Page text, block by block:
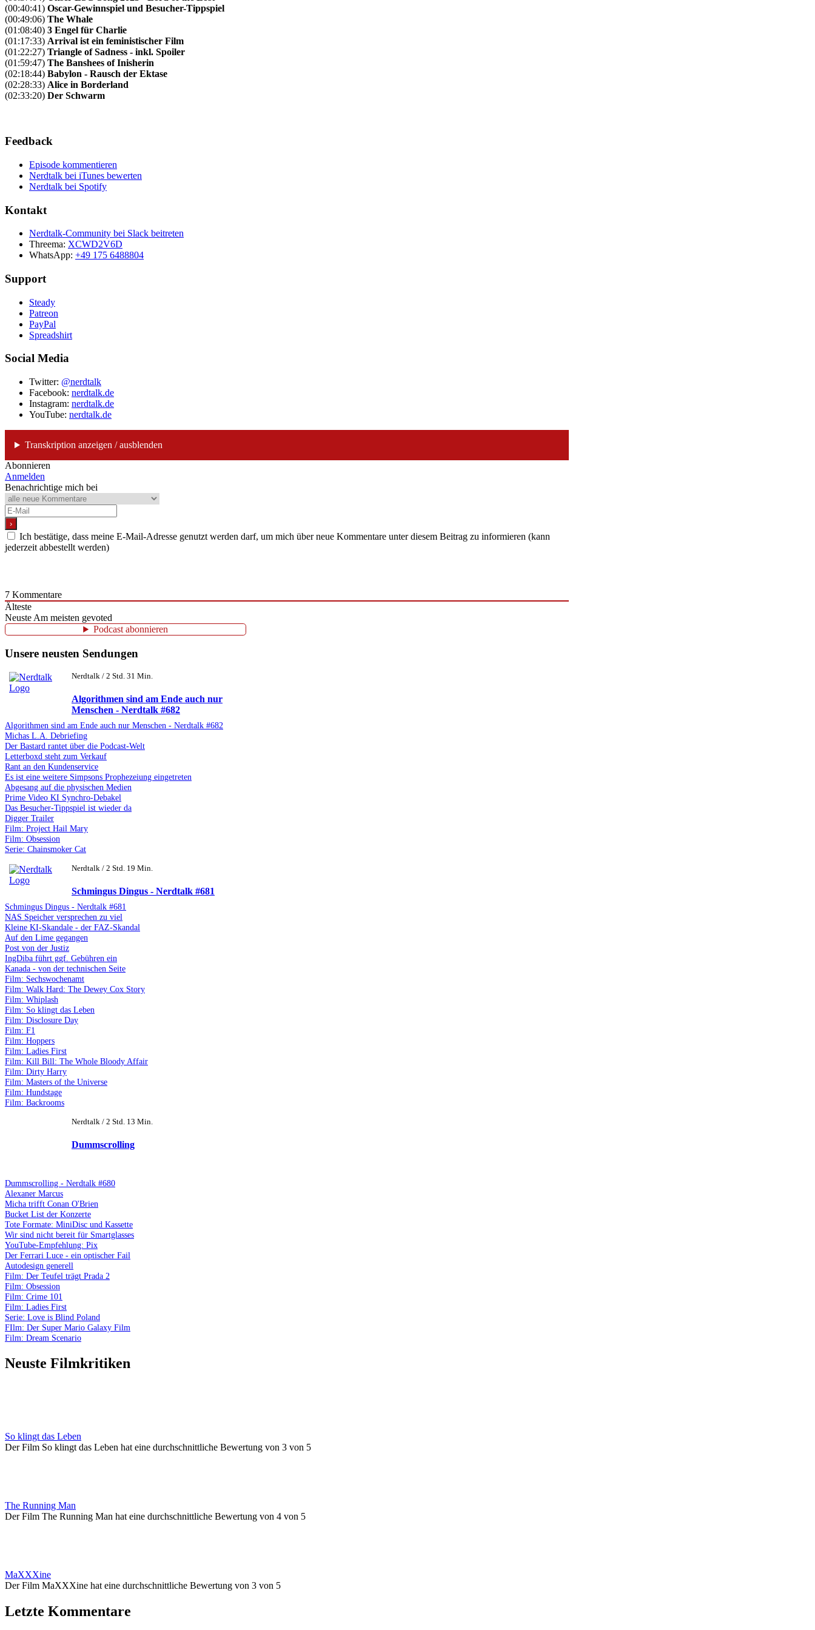
(00:40:41) Oscar-Gewinnspiel und Besucher-Tippspiel
(00:49:06) The Whale
(01:08:40) 3 Engel für Charlie
(01:17:33) Arrival ist ein feministischer Film
(01:22:27) Triangle of Sadness - inkl. Spoiler
(01:59:47) The Banshees of Inisherin
(02:18:44) Babylon - Rausch der Ektase
(02:28:33) Alice in Borderland
(02:33:20) Der Schwarm
Feedback
Episode kommentieren
Nerdtalk bei iTunes bewerten
Nerdtalk bei Spotify
Kontakt
Nerdtalk-Community bei Slack beitreten
Threema: XCWD2V6D
WhatsApp: +49 175 6488804
Support
Steady
Patreon
PayPal
Spreadshirt
Social Media
Twitter: @nerdtalk
Facebook: nerdtalk.de
Instagram: nerdtalk.de
YouTube: nerdtalk.de
Transkription anzeigen / ausblenden
Abonnieren
Anmelden
Benachrichtige mich bei
Ich bestätige, dass meine E-Mail-Adresse genutzt werden darf, um mich über neue Kommentare unter diesem Beitrag zu informieren (kann
jederzeit abbestellt werden)
7 Kommentare
Älteste
Neuste Am meisten gevoted
Podcast abonnieren
Unsere neusten Sendungen
Nerdtalk / 2 Std. 31 Min.
Algorithmen sind am Ende auch nur
Menschen - Nerdtalk #682
Algorithmen sind am Ende auch nur Menschen - Nerdtalk #682
Michas L.A. Debriefing
Der Bastard rantet über die Podcast-Welt
Letterboxd steht zum Verkauf
Rant an den Kundenservice
Es ist eine weitere Simpsons Prophezeiung eingetreten
Abgesang auf die physischen Medien
Prime Video KI Synchro-Debakel
Das Besucher-Tippspiel ist wieder da
Digger Trailer
Film: Project Hail Mary
Film: Obsession
Serie: Chainsmoker Cat
Nerdtalk / 2 Std. 19 Min.
Schmingus Dingus - Nerdtalk #681
Schmingus Dingus - Nerdtalk #681
NAS Speicher versprechen zu viel
Kleine KI-Skandale - der FAZ-Skandal
Auf den Lime gegangen
Post von der Justiz
IngDiba führt ggf. Gebühren ein
Kanada - von der technischen Seite
Film: Sechswochenamt
Film: Walk Hard: The Dewey Cox Story
Film: Whiplash
Film: So klingt das Leben
Film: Disclosure Day
Film: F1
Film: Hoppers
Film: Ladies First
Film: Kill Bill: The Whole Bloody Affair
Film: Dirty Harry
Film: Masters of the Universe
Film: Hundstage
Film: Backrooms
Nerdtalk / 2 Std. 13 Min.
Dummscrolling
Dummscrolling - Nerdtalk #680
Alexaner Marcus
Micha trifft Conan O'Brien
Bucket List der Konzerte
Tote Formate: MiniDisc und Kassette
Wir sind nicht bereit für Smartglasses
YouTube-Empfehlung: Pix
Der Ferrari Luce - ein optischer Fail
Autodesign generell
Film: Der Teufel trägt Prada 2
Film: Obsession
Film: Crime 101
Film: Ladies First
Serie: Love is Blind Poland
FIlm: Der Super Mario Galaxy Film
Film: Dream Scenario
Neuste Filmkritiken
So klingt das Leben
Der Film So klingt das Leben hat eine durchschnittliche Bewertung von 3 von 5
The Running Man
Der Film The Running Man hat eine durchschnittliche Bewertung von 4 von 5
MaXXXine
Der Film MaXXXine hat eine durchschnittliche Bewertung von 3 von 5
Letzte Kommentare